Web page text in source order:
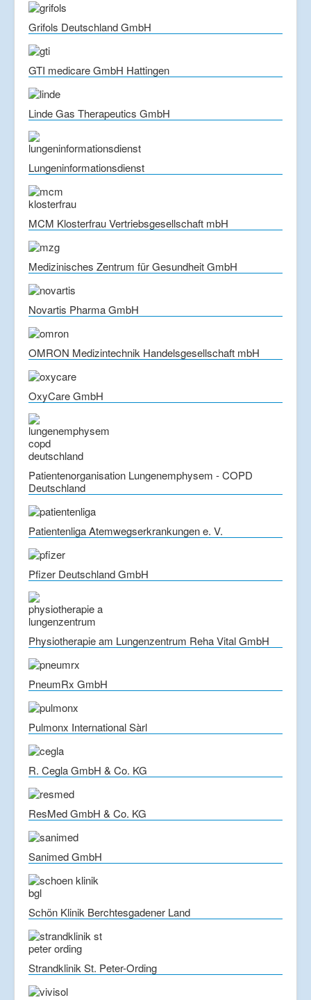
Grifols Deutschland GmbH
GTI medicare GmbH Hattingen
Linde Gas Therapeutics GmbH
Lungeninformationsdienst
MCM Klosterfrau Vertriebsgesellschaft mbH
Medizinisches Zentrum für Gesundheit GmbH
Novartis Pharma GmbH
OMRON Medizintechnik Handelsgesellschaft mbH
OxyCare GmbH
Patientenorganisation Lungenemphysem - COPD
Deutschland
Patientenliga Atemwegserkrankungen e. V.
Pfizer Deutschland GmbH
Physiotherapie am Lungenzentrum Reha Vital GmbH
PneumRx GmbH
Pulmonx International Sàrl
R. Cegla GmbH & Co. KG
ResMed GmbH & Co. KG
Sanimed GmbH
Schön Klinik Berchtesgadener Land
Strandklinik St. Peter-Ording